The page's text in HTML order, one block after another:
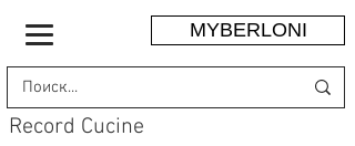
MYBERLONI
Record Cucine